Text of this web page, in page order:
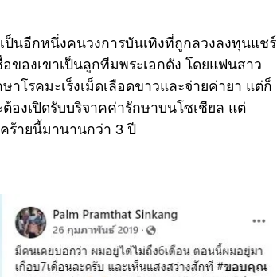
ป็นอีกหนึ่งคนวงการบันเทิงที่ถูกลวงลงทุนแชร์
องเขาเป็นลูกทีมพระเอกดัง โดยแฟนสาว
โรคมะเร็งเม็ดเลือดขาวและจ่ายค่ายา แต่ก็
องเปิดรับบริจาคค่ารักษาบนโซเชียล แต่
ร้ายนี้มานานกว่า 3 ปี